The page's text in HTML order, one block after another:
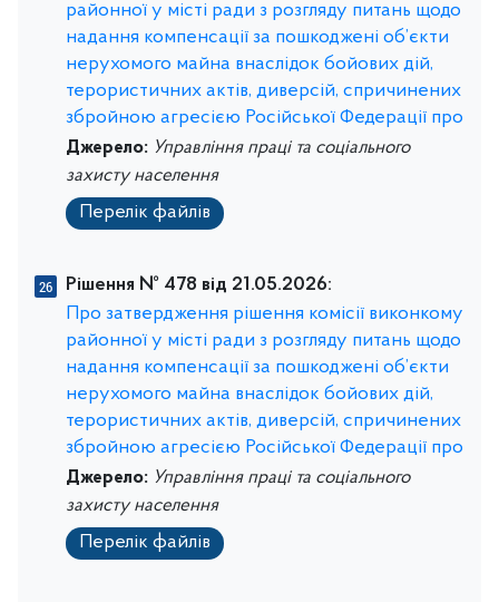
районної у місті ради з розгляду питань щодо
надання компенсації за пошкоджені об’єкти
нерухомого майна внаслідок бойових дій,
терористичних актів, диверсій, спричинених
збройною агресією Російської Федерації про
Джерело: Управління праці та соціального
захисту населення
Перелік файлів
Рішення № 478 від 21.05.2026:
Про затвердження рішення комісії виконкому
районної у місті ради з розгляду питань щодо
надання компенсації за пошкоджені об’єкти
нерухомого майна внаслідок бойових дій,
терористичних актів, диверсій, спричинених
збройною агресією Російської Федерації про
Джерело: Управління праці та соціального
захисту населення
Перелік файлів